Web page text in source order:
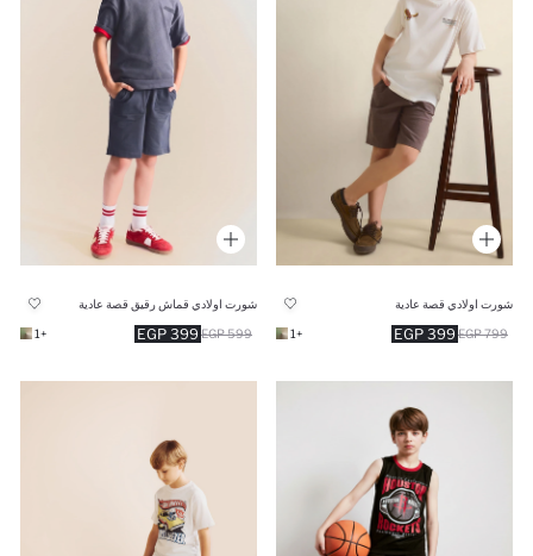
شورت اولادي قصة عادية
399 EGP 799 EGP
+1
شورت اولادي قماش رقيق قصة عادية
399 EGP 599 EGP
+1